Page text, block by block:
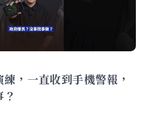
，一直收到手機警報，